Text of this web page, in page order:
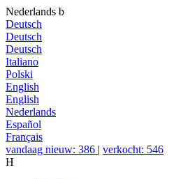
Nederlands b
Deutsch
Deutsch
Deutsch
Italiano
Polski
English
English
Nederlands
Español
Français
vandaag nieuw: 386 | verkocht: 546
H